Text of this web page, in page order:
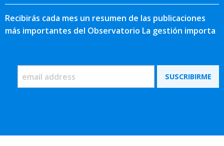
Recibirás cada mes un resumen de las publicaciones
más importantes del Observatorio La gestión importa